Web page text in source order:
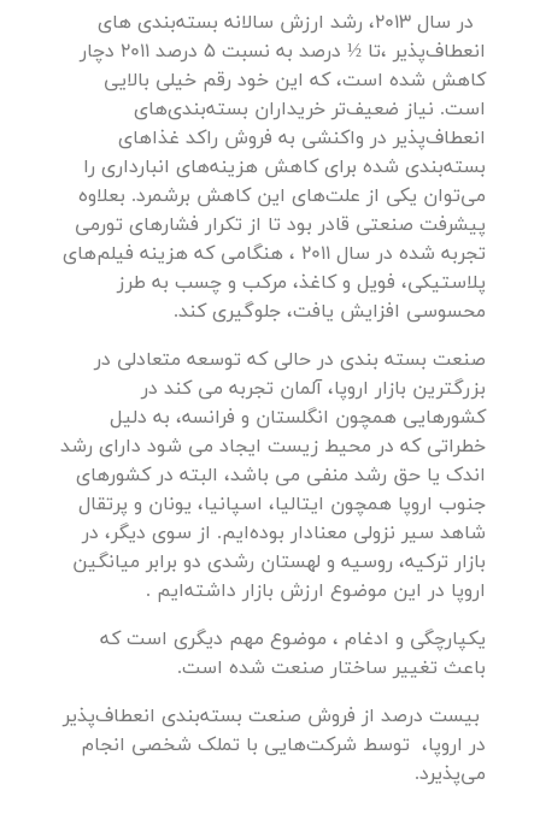
در سال 2013، رشد ارزش سالانه بسته‌بندی‌ های
انعطاف‌پذیر ،تا ½ درصد به نسبت 5 درصد 2011 دچار
کاهش شده است، که این خود رقم خیلی بالایی
است. نیاز ضعیف‌تر خریداران بسته‌بندی‌های
انعطاف‌پذیر در واکنشی به فروش راکد غذاهای
بسته‌بندی شده برای کاهش هزینه‌های انبارداری را
می‌توان یکی از علت‌های این کاهش برشمرد. بعلاوه
پیشرفت صنعتی قادر بود تا از تکرار فشارهای تورمی
تجربه شده در سال 2011 ، هنگامی که هزینه فیلم‌های
پلاستیکی، فویل و کاغذ، مرکب و چسب به‌ طرز
محسوسی افزایش یافت، جلوگیری کند.
صنعت بسته بندی در حالی که توسعه متعادلی در
بزرگترین بازار اروپا،‌ آلمان تجربه می کند در
کشورهایی همچون انگلستان و فرانسه، به دلیل
خطراتی که در محیط زیست ایجاد می شود دارای رشد
اندک یا حق رشد منفی می باشد، البته در کشورهای
جنوب اروپا همچون ایتالیا، اسپانیا، یونان و پرتقال
شاهد سیر نزولی معنادار بوده‌ایم. از سوی دیگر، در
بازار ترکیه، روسیه و لهستان رشدی دو برابر میانگین
اروپا در این موضوع ارزش بازار داشته‌ایم .
یکپارچگی و ادغام ، موضوع مهم دیگری است که
باعث تغییر ساختار صنعت شده است.
بیست درصد از فروش صنعت بسته‌بندی انعطاف‌پذیر
در اروپا، توسط شرکت‌هایی با تملک شخصی انجام
می‌پذیرد.